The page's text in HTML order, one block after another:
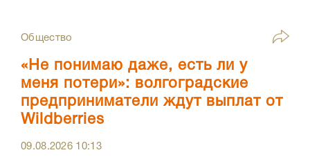
Общество
«Не понимаю даже, есть ли у
меня потери»: волгоградские
предприниматели ждут выплат от
Wildberries
09.08.2026 10:13